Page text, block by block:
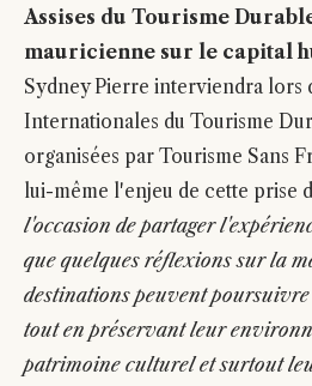
Assises du Tourisme
mauricienne sur le capital
Sydney Pierre interviendra lors
Internationales du Tourisme
organisées par Tourisme Sans
lui-même l'enjeu de cette prise
l'occasion de partager
que quelques réflexions sur la
destinations peuvent
tout en préservant leur
patrimoine culturel et surtout